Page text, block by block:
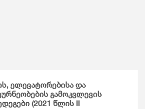
ელევატორებისა და
გამოკვლევის
(2021 წლის II